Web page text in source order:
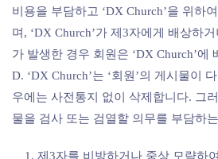
비용을 부담하고 ‘DX Church’을 위하
며, ‘DX Church’가 제3자에게 배상하거
가 발생한 경우 회원은 ‘DX Church’에
D. ‘DX Church’는 ‘회원’의 게시물이
우에는 사전통지 없이 삭제합니다. 그러
물을 검사 또는 검열할 의무를 부담하
제3자를 비방하거나 중상 모략하